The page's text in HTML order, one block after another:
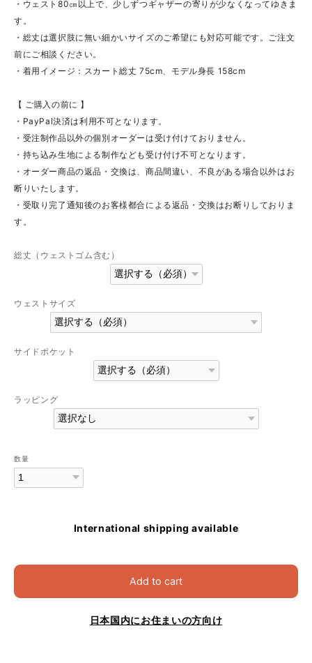
・ウェスト80㎝以上で、少しずつギャザーの寄りが少なくなってゆきま
す。
・総丈は選択肢に無い細かいサイズのご希望にも対応可能です。ご注文
前にご相談ください。
・着用イメージ：スカート総丈 75cm、モデル身長 158cm
【 ご購入の前に 】
・PayPal決済は利用不可となります。
・受注制作品以外の個別オーダーは受け付けておりません。
・持ち込み生地による制作なども受け付け不可となります。
・オーダー商品の返品・交換は、商品間違い、不良がある場合以外はお
断りいたします。
・受取り完了通知後のお客様都合による返品・交換はお断りしておりま
す。
総丈（ウェストゴム含む）
ウェストサイズ
サイドポケット
ラッピング
数量
International shipping available
Add to cart
日本国内にお住まいの方向け